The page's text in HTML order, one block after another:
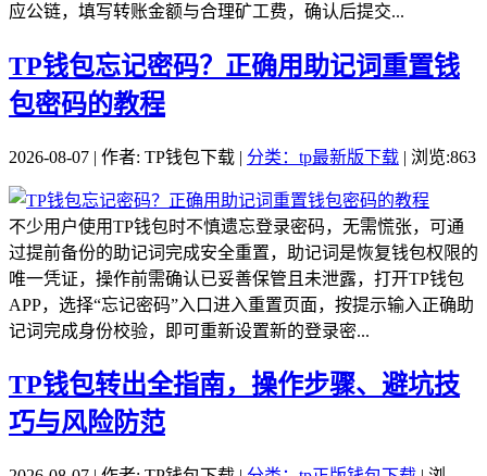
应公链，填写转账金额与合理矿工费，确认后提交...
TP钱包忘记密码？正确用助记词重置钱
包密码的教程
2026-08-07 | 作者: TP钱包下载 | 分类：tp最新版下载 | 浏览:863
不少用户使用TP钱包时不慎遗忘登录密码，无需慌张，可通
过提前备份的助记词完成安全重置，助记词是恢复钱包权限的
唯一凭证，操作前需确认已妥善保管且未泄露，打开TP钱包
APP，选择“忘记密码”入口进入重置页面，按提示输入正确助
记词完成身份校验，即可重新设置新的登录密...
TP钱包转出全指南，操作步骤、避坑技
巧与风险防范